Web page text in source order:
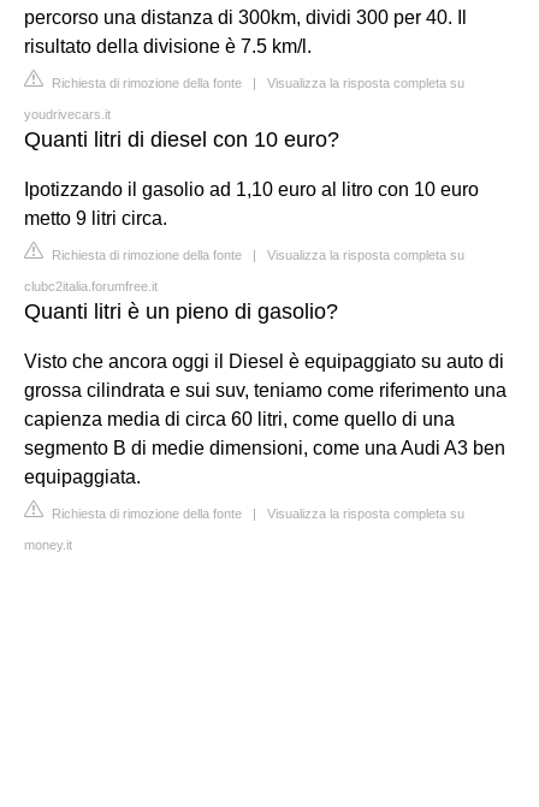
percorso una distanza di 300km, dividi 300 per 40. Il
risultato della divisione è 7.5 km/l.
Richiesta di rimozione della fonte | Visualizza la risposta completa su
youdrivecars.it
Quanti litri di diesel con 10 euro?
Ipotizzando il gasolio ad 1,10 euro al litro con 10 euro
metto 9 litri circa.
Richiesta di rimozione della fonte | Visualizza la risposta completa su
clubc2italia.forumfree.it
Quanti litri è un pieno di gasolio?
Visto che ancora oggi il Diesel è equipaggiato su auto di
grossa cilindrata e sui suv, teniamo come riferimento una
capienza media di circa 60 litri, come quello di una
segmento B di medie dimensioni, come una Audi A3 ben
equipaggiata.
Richiesta di rimozione della fonte | Visualizza la risposta completa su
money.it